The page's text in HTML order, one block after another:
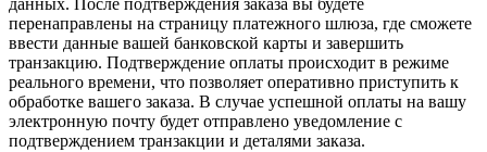
данных. После подтверждения заказа вы будете
перенаправлены на страницу платежного шлюза, где сможете
ввести данные вашей банковской карты и завершить
транзакцию. Подтверждение оплаты происходит в режиме
реального времени, что позволяет оперативно приступить к
обработке вашего заказа. В случае успешной оплаты на вашу
электронную почту будет отправлено уведомление с
подтверждением транзакции и деталями заказа.